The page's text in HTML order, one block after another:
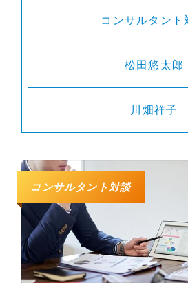
コンサルタント
松田悠太郎
川畑祥子
コンサルタント対談